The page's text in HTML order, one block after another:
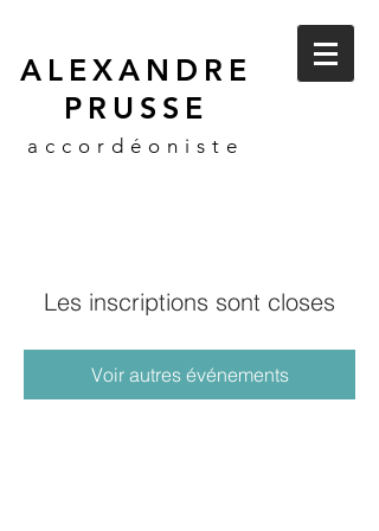
ALEXANDRE
PRUSSE
accordéoniste
Les inscriptions sont closes
Voir autres événements